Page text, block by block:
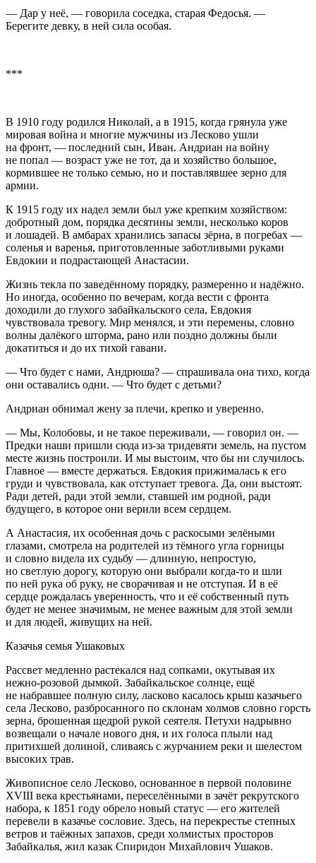
— Дар у неё, — говорила соседка, старая Федосья. —
Берегите девку, в ней сила особая.
***
В 1910 году родился Николай, а в 1915, когда грянула уже
мировая война и многие мужчины из Лесково ушли
на фронт, — последний сын, Иван. Андриан на войну
не попал — возраст уже не тот, да и хозяйство большое,
кормившее не только семью, но и поставлявшее зерно для
армии.
К 1915 году их надел земли был уже крепким хозяйством:
добротный дом, порядка десятины земли, несколько коров
и лошадей. В амбарах хранились запасы зёрна, в погребах —
соленья и варенья, приготовленные заботливыми руками
Евдокии и подрастающей Анастасии.
Жизнь текла по заведённому порядку, размеренно и надёжно.
Но иногда, особенно по вечерам, когда вести с фронта
доходили до глухого забайкальского села, Евдокия
чувствовала тревогу. Мир менялся, и эти перемены, словно
волны далёкого шторма, рано или поздно должны были
докатиться и до их тихой гавани.
— Что будет с нами, Андрюша? — спрашивала она тихо, когда
они оставались одни. — Что будет с детьми?
Андриан обнимал жену за плечи, крепко и уверенно.
— Мы, Колобовы, и не такое переживали, — говорил он. —
Предки наши пришли сюда из-за тридевяти земель, на пустом
месте жизнь построили. И мы выстоим, что бы ни случилось.
Главное — вместе держаться. Евдокия прижималась к его
груди и чувствовала, как отступает тревога. Да, они выстоят.
Ради детей, ради этой земли, ставшей им родной, ради
будущего, в которое они верили всем сердцем.
А Анастасия, их особенная дочь с раскосыми зелёными
глазами, смотрела на родителей из тёмного угла горницы
и словно видела их судьбу — длинную, непростую,
но светлую дорогу, которую они выбрали когда-то и шли
по ней рука об руку, не сворачивая и не отступая. И в её
сердце рождалась уверенность, что и её собственный путь
будет не менее значимым, не менее важным для этой земли
и для людей, живущих на ней.
Казачья семья Ушаковых
Рассвет медленно растекался над сопками, окутывая их
нежно-розовой дымкой. Забайкальское солнце, ещё
не набравшее полную силу, ласково касалось крыш казачьего
села Лесково, разбросанного по склонам холмов словно горсть
зерна, брошенная щедрой рукой сеятеля. Петухи надрывно
возвещали о начале нового дня, и их голоса плыли над
притихшей долиной, сливаясь с журчанием реки и шелестом
высоких трав.
Живописное село Лесково, основанное в первой половине
XVIII века крестьянами, переселёнными в зачёт рекрутского
набора, к 1851 году обрело новый статус — его жителей
перевели в казачье сословие. Здесь, на перекрестье степных
ветров и таёжных запахов, среди холмистых просторов
Забайкалья, жил казак Спиридон Михайлович Ушаков.